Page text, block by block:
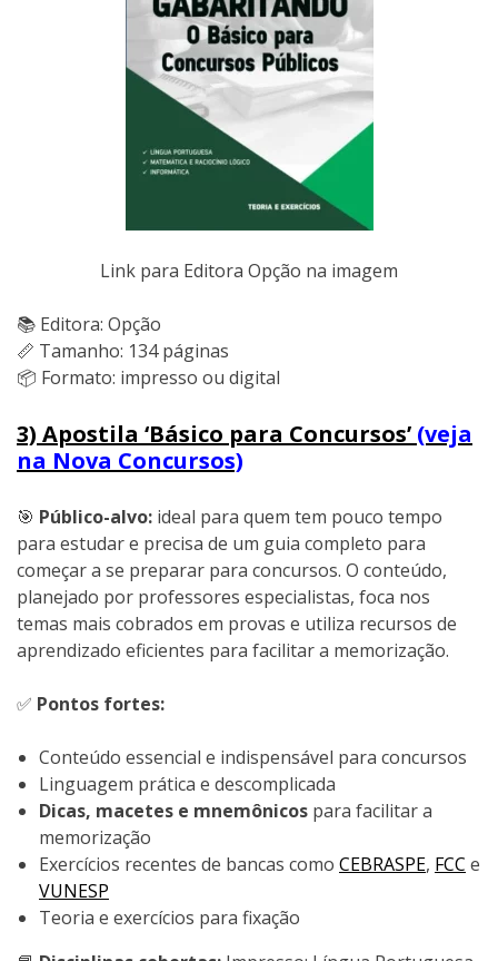
Link para Editora Opção na imagem
📚 Editora: Opção
📏 Tamanho: 134 páginas
📦 Formato: impresso ou digital
3) Apostila ‘Básico para Concursos’ (veja
na Nova Concursos)
🎯 Público-alvo: ideal para quem tem pouco tempo
para estudar e precisa de um guia completo para
começar a se preparar para concursos. O conteúdo,
planejado por professores especialistas, foca nos
temas mais cobrados em provas e utiliza recursos de
aprendizado eficientes para facilitar a memorização.
✅ Pontos fortes:
Conteúdo essencial e indispensável para concursos
Linguagem prática e descomplicada
Dicas, macetes e mnemônicos para facilitar a
memorização
Exercícios recentes de bancas como CEBRASPE, FCC e
VUNESP
Teoria e exercícios para fixação